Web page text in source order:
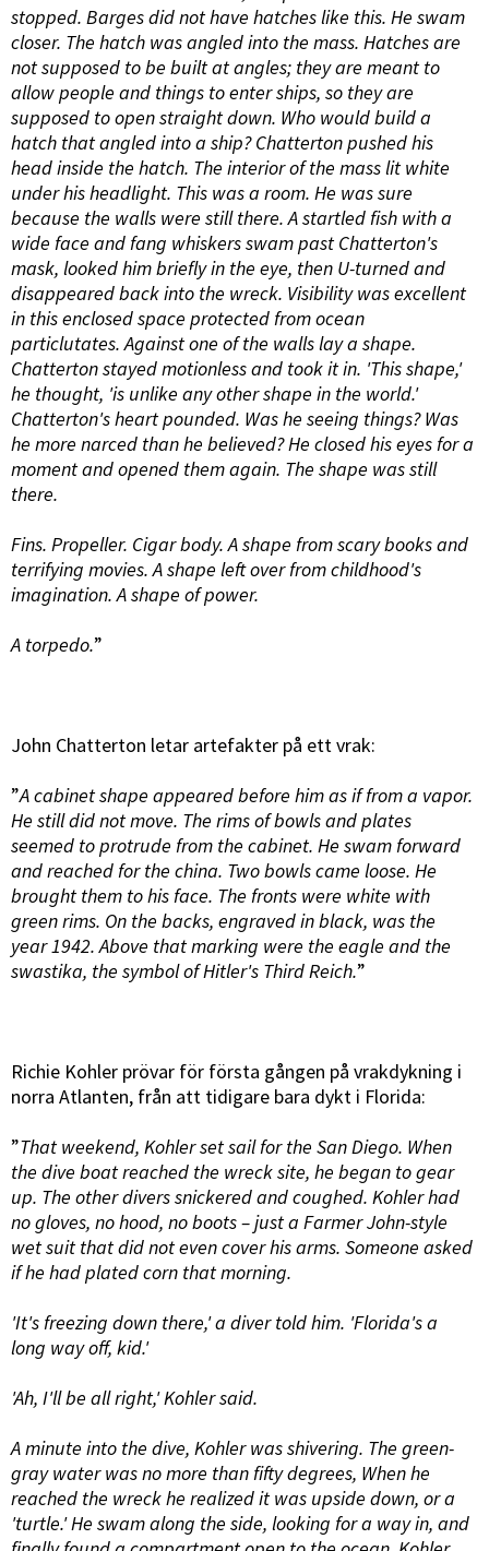
stopped. Barges did not have hatches like this. He swam
closer. The hatch was angled into the mass. Hatches are
not supposed to be built at angles; they are meant to
allow people and things to enter ships, so they are
supposed to open straight down. Who would build a
hatch that angled into a ship? Chatterton pushed his
head inside the hatch. The interior of the mass lit white
under his headlight. This was a room. He was sure
because the walls were still there. A startled fish with a
wide face and fang whiskers swam past Chatterton's
mask, looked him briefly in the eye, then U-turned and
disappeared back into the wreck. Visibility was excellent
in this enclosed space protected from ocean
particlutates. Against one of the walls lay a shape.
Chatterton stayed motionless and took it in. 'This shape,'
he thought, 'is unlike any other shape in the world.'
Chatterton's heart pounded. Was he seeing things? Was
he more narced than he believed? He closed his eyes for a
moment and opened them again. The shape was still
there.
Fins. Propeller. Cigar body. A shape from scary books and
terrifying movies. A shape left over from childhood's
imagination. A shape of power.
A torpedo.”
John Chatterton letar artefakter på ett vrak:
”A cabinet shape appeared before him as if from a vapor.
He still did not move. The rims of bowls and plates
seemed to protrude from the cabinet. He swam forward
and reached for the china. Two bowls came loose. He
brought them to his face. The fronts were white with
green rims. On the backs, engraved in black, was the
year 1942. Above that marking were the eagle and the
swastika, the symbol of Hitler's Third Reich.”
Richie Kohler prövar för första gången på vrakdykning i
norra Atlanten, från att tidigare bara dykt i Florida:
”That weekend, Kohler set sail for the San Diego. When
the dive boat reached the wreck site, he began to gear
up. The other divers snickered and coughed. Kohler had
no gloves, no hood, no boots – just a Farmer John-style
wet suit that did not even cover his arms. Someone asked
if he had plated corn that morning.
'It's freezing down there,' a diver told him. 'Florida's a
long way off, kid.'
'Ah, I'll be all right,' Kohler said.
A minute into the dive, Kohler was shivering. The green-
gray water was no more than fifty degrees, When he
reached the wreck he realized it was upside down, or a
'turtle.' He swam along the side, looking for a way in, and